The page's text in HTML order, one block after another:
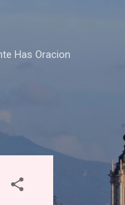
Has Oracion